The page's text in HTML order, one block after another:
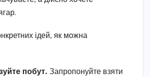
ідей, як можна
побут. Запропонуйте взяти